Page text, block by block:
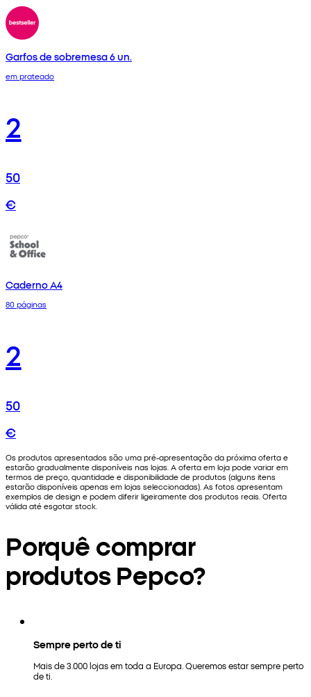
Garfos de sobremesa 6 un.
em prateado
2
50
€
Caderno A4
80 páginas
2
50
€
Os produtos apresentados são uma pré-apresentação da próxima oferta e
estarão gradualmente disponíveis nas lojas. A oferta em loja pode variar em
termos de preço, quantidade e disponibilidade de produtos (alguns itens
estarão disponíveis apenas em lojas seleccionadas). As fotos apresentam
exemplos de design e podem diferir ligeiramente dos produtos reais. Oferta
válida até esgotar stock.
Porquê comprar
produtos Pepco?
Sempre perto de ti
Mais de 3.000 lojas em toda a Europa. Queremos estar sempre perto
de ti.